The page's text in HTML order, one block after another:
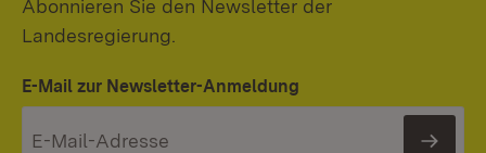
Abonnieren Sie den Newsletter der
Landesregierung.
E-Mail zur Newsletter-Anmeldung